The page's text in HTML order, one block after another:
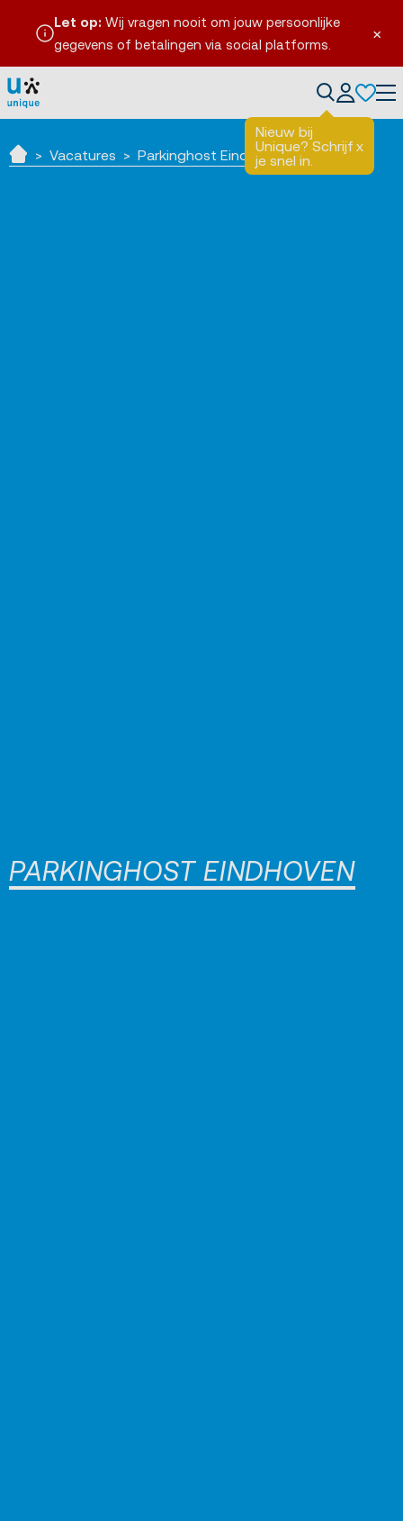
×
Let op: Wij vragen nooit om jouw persoonlijke
gegevens of betalingen via social platforms.
Nieuw bij
Unique? Schrijf
je snel in.
x
Vacatures Parkinghost Eindhoven
PARKINGHOST EINDHOVEN